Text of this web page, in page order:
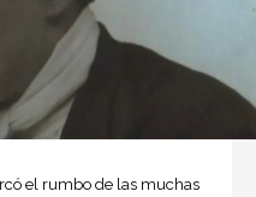
el rumbo de las muchas